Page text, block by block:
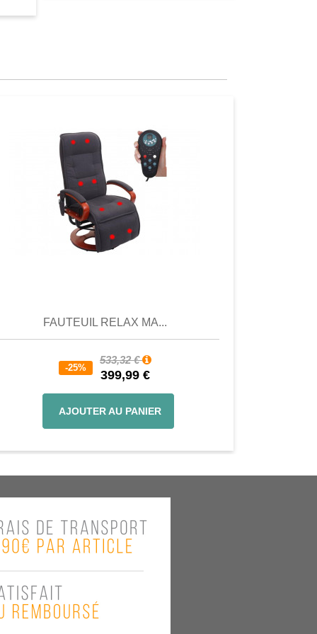
FAUTEUIL RELAX MA...
-25%
533,32 €
399,99 €
AJOUTER AU PANIER